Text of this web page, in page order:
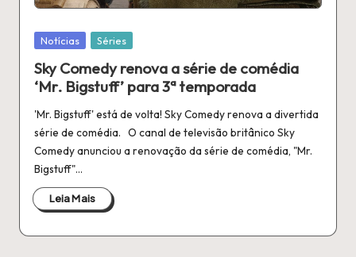
é
fi
l
a
Publicado
Notícias Séries
Sky Comedy renova a série de comédia
‘Mr. Bigstuff’ para 3ª temporada
'Mr. Bigstuff' está de volta! Sky Comedy renova a divertida
série de comédia. O canal de televisão britânico Sky
Comedy anunciou a renovação da série de comédia, "Mr.
Bigstuff"…
Leia Mais